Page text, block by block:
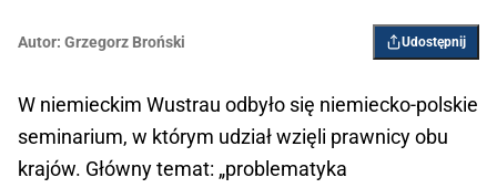
Autor: Grzegorz Broński Udostępnij
W niemieckim Wustrau odbyło się niemiecko-polskie
seminarium, w którym udział wzięli prawnicy obu
krajów. Główny temat: „problematyka